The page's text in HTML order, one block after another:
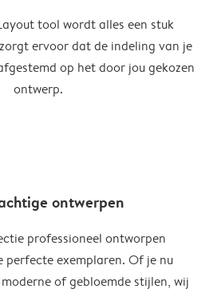
tool wordt alles een stuk
ervoor dat de indeling van je
op het door jou gekozen
ontwerp.
ontwerpen
professioneel ontworpen
perfecte exemplaren. Of je nu
of gebloemde stijlen, wij